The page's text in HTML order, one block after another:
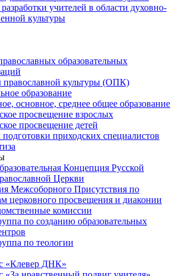
учителей в области духовно-
культуры
образовательных
культуры (ОПК)
образование
основное, среднее общее образование
просвещение взрослых
просвещение детей
приходских специалистов
Концепция Русской
Церкви
Межсоборного Присутствия по
церковного просвещения и диаконии
комиссии
по созданию образовательных
по теологии
«Клевер ДНК»